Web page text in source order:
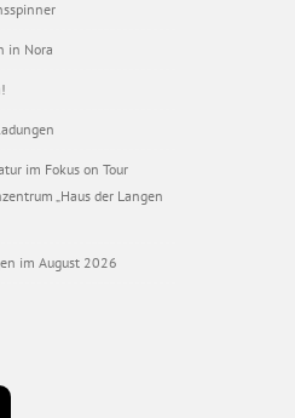
in Nora
im Fokus on Tour
„Haus der Langen
im August 2026